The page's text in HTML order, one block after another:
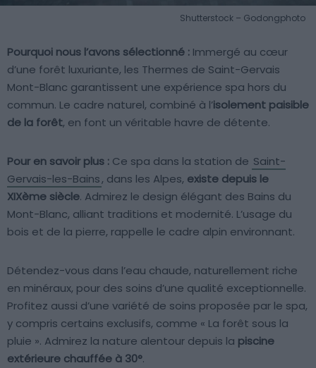
Shutterstock – Godongphoto
Pourquoi nous l’avons sélectionné : Immergé au cœur
d’une forêt luxuriante, les Thermes de Saint-Gervais
Mont-Blanc garantissent une expérience spa hors du
commun. Le cadre naturel, combiné à l’isolement paisible
de la forêt, en font un véritable havre de détente.
Pour en savoir plus : Ce spa dans la station de Saint-
Gervais-les-Bains, dans les Alpes, existe depuis le
XIXème siècle. Admirez le design élégant des Bains du
Mont-Blanc, alliant traditions et modernité. L’usage du
bois et de la pierre, rappelle le cadre alpin environnant.
Détendez-vous dans l’eau chaude, naturellement riche
en minéraux, pour des soins d’une qualité exceptionnelle.
Profitez aussi d’une variété de soins proposée par le spa,
y compris certains exclusifs, comme « La forêt sous la
pluie ». Admirez la nature alentour depuis la piscine
extérieure chauffée à 30°.